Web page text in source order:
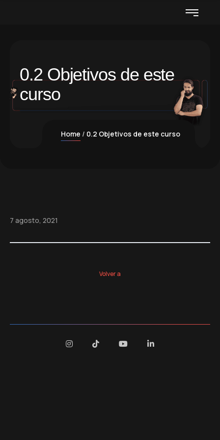
0.2 Objetivos de este
curso
Home 0.2 Objetivos de este curso
7 agosto, 2021
Volver a